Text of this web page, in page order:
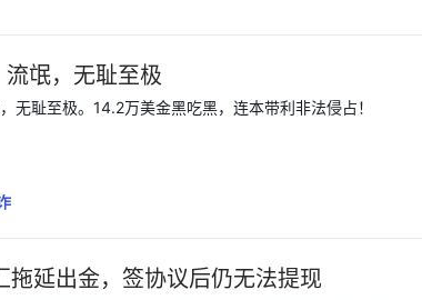
氓，无耻至极
无耻至极。14.2万美金黑吃黑，连本带利非法侵占！
拖延出金，签协议后仍无法提现